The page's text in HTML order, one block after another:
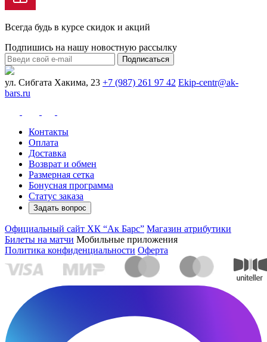
Всегда будь в курсе скидок и акций
Подпишись на нашу новостную рассылку
Подписаться
ул. Сибгата Хакима, 23 +7 (987) 261 97 42 Ekip-centr@ak-
bars.ru
Контакты
Оплата
Доставка
Возврат и обмен
Размерная сетка
Бонусная программа
Статус заказа
Задать вопрос
Официальный сайт ХК “Ак Барс” Магазин атрибутики
Билеты на матчи Мобильные приложения
Политика конфиденциальности Оферта